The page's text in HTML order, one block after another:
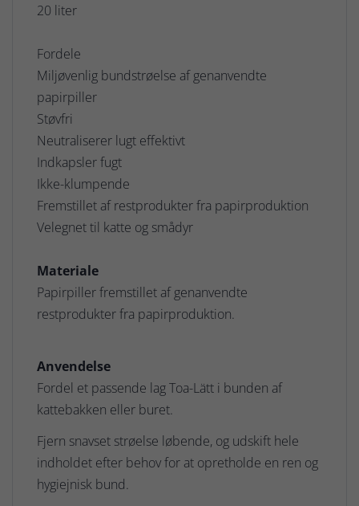
20 liter
Fordele
Miljøvenlig bundstrøelse af genanvendte
papirpiller
Støvfri
Neutraliserer lugt effektivt
Indkapsler fugt
Ikke-klumpende
Fremstillet af restprodukter fra papirproduktion
Velegnet til katte og smådyr
Materiale
Papirpiller fremstillet af genanvendte
restprodukter fra papirproduktion.
Anvendelse
Fordel et passende lag Toa-Lätt i bunden af
kattebakken eller buret.
Fjern snavset strøelse løbende, og udskift hele
indholdet efter behov for at opretholde en ren og
hygiejnisk bund.